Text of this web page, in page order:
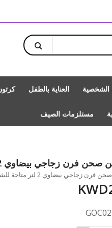
الشخصية العناية بالطفل
مستلزمات الصيف
صحن فرن زجاجي بيضاوي 2 لتر
بيضاوي 2 لتر متاحة للشراء بزيادة بالمقدار 1